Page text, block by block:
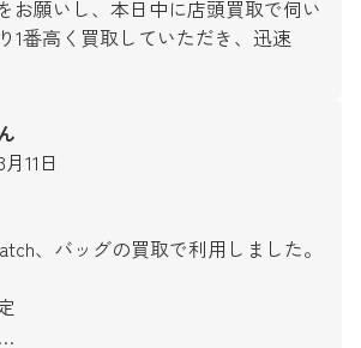
お願いし、本日中に店頭買取で伺い
1番高く買取していただき、迅速
11日
、バッグの買取で利用しました。